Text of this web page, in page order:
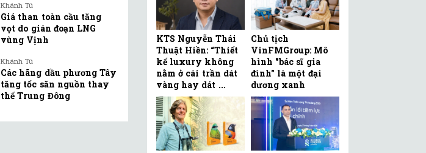
Khánh Tú
Giá than toàn cầu tăng
vọt do gián đoạn LNG
vùng Vịnh
Khánh Tú
Các hãng dầu phương Tây
tăng tốc săn nguồn thay
thế Trung Đông
KTS Nguyễn Thái
Thuật Hiền: “Thiết
kế luxury không
nằm ở cái trần dát
vàng hay dát ...
Chủ tịch
VinFMGroup: Mô
hình "bác sĩ gia
đình" là một đại
dương xanh